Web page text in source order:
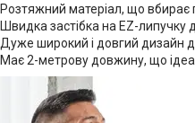
Розтяжний матеріал, що вбирає
Швидка застібка на EZ-липучку
Дуже широкий і довгий дизайн
Має 2-метрову довжину, що